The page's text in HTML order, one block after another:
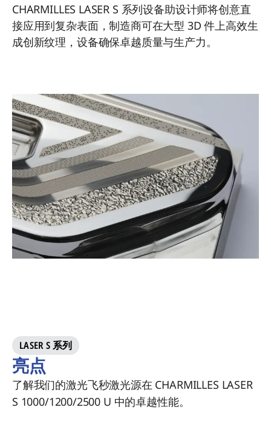
CHARMILLES LASER S 系列设备助设计师将创意直
接应用到复杂表面，制造商可在大型 3D 件上高效生
成创新纹理，设备确保卓越质量与生产力。
LASER S 系列
亮点
了解我们的激光飞秒激光源在 CHARMILLES LASER
S 1000/1200/2500 U 中的卓越性能。